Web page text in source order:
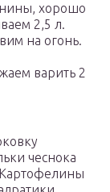
хорошо
2,5 л.
на огонь.
варить 2
чеснока